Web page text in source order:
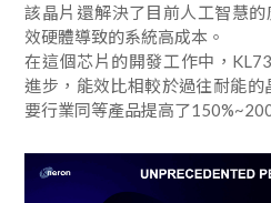
該晶片還解決了目前人工智慧
效硬體導致的系統高成本。
在這個芯片的開發工作中，
進步，能效比相較於過往耐能
要行業同等產品提高了